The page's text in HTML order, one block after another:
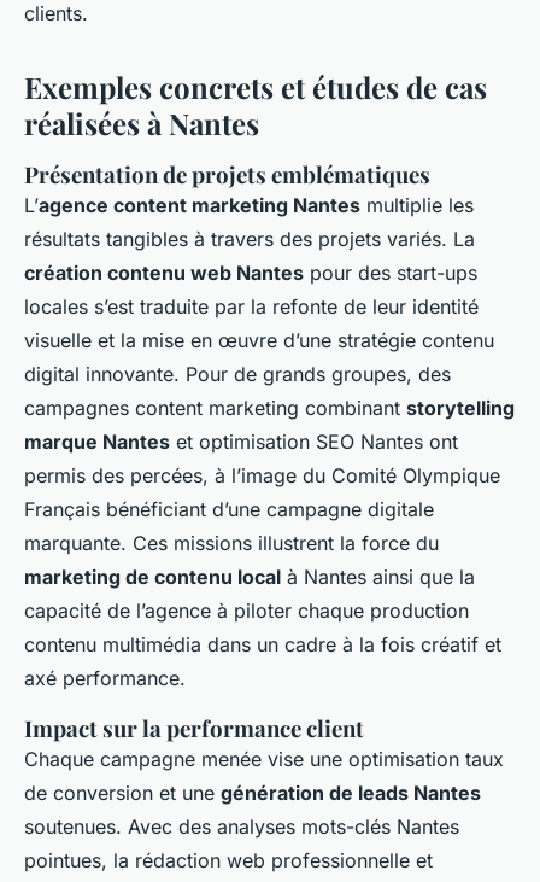
clients.
Exemples concrets et études de cas
réalisées à Nantes
Présentation de projets emblématiques
L’agence content marketing Nantes multiplie les
résultats tangibles à travers des projets variés. La
création contenu web Nantes pour des start-ups
locales s’est traduite par la refonte de leur identité
visuelle et la mise en œuvre d’une stratégie contenu
digital innovante. Pour de grands groupes, des
campagnes content marketing combinant storytelling
marque Nantes et optimisation SEO Nantes ont
permis des percées, à l’image du Comité Olympique
Français bénéficiant d’une campagne digitale
marquante. Ces missions illustrent la force du
marketing de contenu local à Nantes ainsi que la
capacité de l’agence à piloter chaque production
contenu multimédia dans un cadre à la fois créatif et
axé performance.
Impact sur la performance client
Chaque campagne menée vise une optimisation taux
de conversion et une génération de leads Nantes
soutenues. Avec des analyses mots-clés Nantes
pointues, la rédaction web professionnelle et